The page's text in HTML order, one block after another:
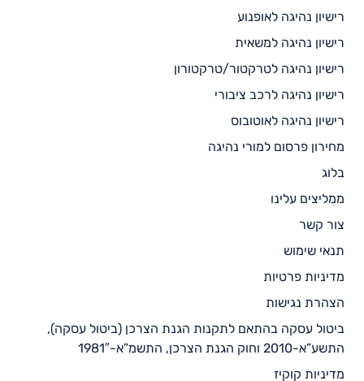
רישיון נהיגה לאופנוע
רישיון נהיגה למשאית
רישיון נהיגה לטרקטור/טרקטורון
רישיון נהיגה לרכב ציבורי
רישיון נהיגה לאוטובוס
מחירון פרסום למורי נהיגה
בלוג
ממליצים עלינו
צור קשר
תנאי שימוש
מדיניות פרטיות
הצהרת נגישות
ביטול עסקה בהתאם לתקנות הגנת הצרכן (ביטול עסקה),
התשע”א-2010 וחוק הגנת הצרכן, התשמ”א-1981″
מדיניות קוקיז